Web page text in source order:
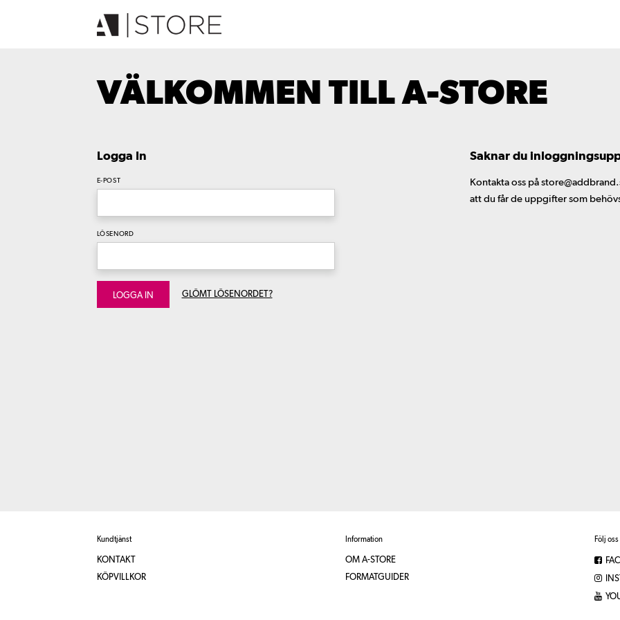
VÄLKOMMEN TILL A-STORE
Logga In
E-POST
LÖSENORD
LOGGA IN GLÖMT LÖSENORDET?
Saknar du
Kontakta oss på
att du får de uppgifter som
Kundtjänst
KONTAKT
KÖPVILLKOR
Information
OM A-STORE
FORMATGUIDER
Följ oss